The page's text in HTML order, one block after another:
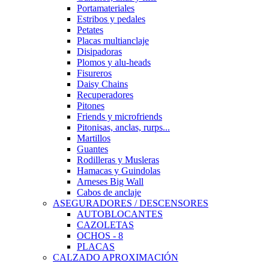
Portamateriales
Estribos y pedales
Petates
Placas multianclaje
Disipadoras
Plomos y alu-heads
Fisureros
Daisy Chains
Recuperadores
Pitones
Friends y microfriends
Pitonisas, anclas, rurps...
Martillos
Guantes
Rodilleras y Musleras
Hamacas y Guindolas
Arneses Big Wall
Cabos de anclaje
ASEGURADORES / DESCENSORES
AUTOBLOCANTES
CAZOLETAS
OCHOS - 8
PLACAS
CALZADO APROXIMACIÓN